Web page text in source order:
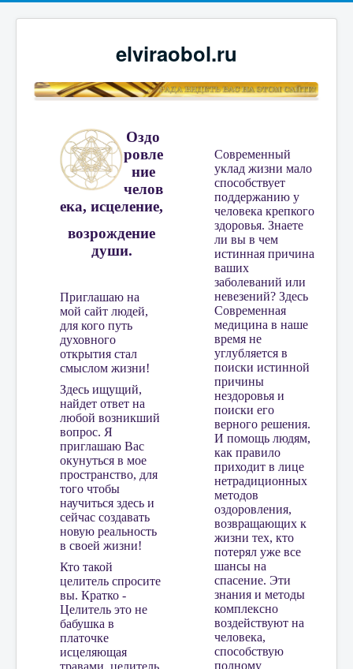
elviraobol.ru
Оздо
ровле
ние
челов
ека, исцеление,
возрождение
души.
Приглашаю на
мой сайт людей,
для кого путь
духовного
открытия стал
смыслом жизни!
Здесь ищущий,
найдет ответ на
любой возникший
вопрос. Я
приглашаю Вас
окунуться в мое
пространство, для
того чтобы
научиться здесь и
сейчас создавать
новую реальность
в своей жизни!
Кто такой
целитель спросите
вы. Кратко -
Целитель это не
бабушка в
платочке
исцеляющая
травами, целитель
Современный
уклад жизни мало
способствует
поддержанию у
человека крепкого
здоровья. Знаете
ли вы в чем
истинная причина
ваших
заболеваний или
невезений? Здесь
Современная
медицина в наше
время не
углубляется в
поиски истинной
причины
нездоровья и
поиски его
верного решения.
И помощь людям,
как правило
приходит в лице
нетрадиционных
методов
оздоровления,
возвращающих к
жизни тех, кто
потерял уже все
шансы на
спасение. Эти
знания и методы
комплексно
воздействуют на
человека,
способствую
полному